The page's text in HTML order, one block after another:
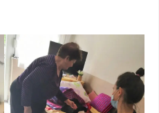
ПРАВО
ВРЕДНОСТИ
НА АМБЛЕМОТ